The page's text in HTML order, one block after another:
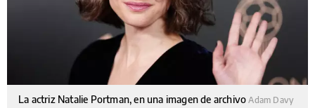
La actriz Natalie Portman, en una imagen de archivoAdam Davy